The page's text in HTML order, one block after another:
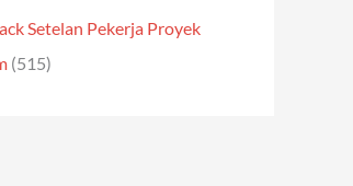
Setelan Pekerja Proyek
(515)